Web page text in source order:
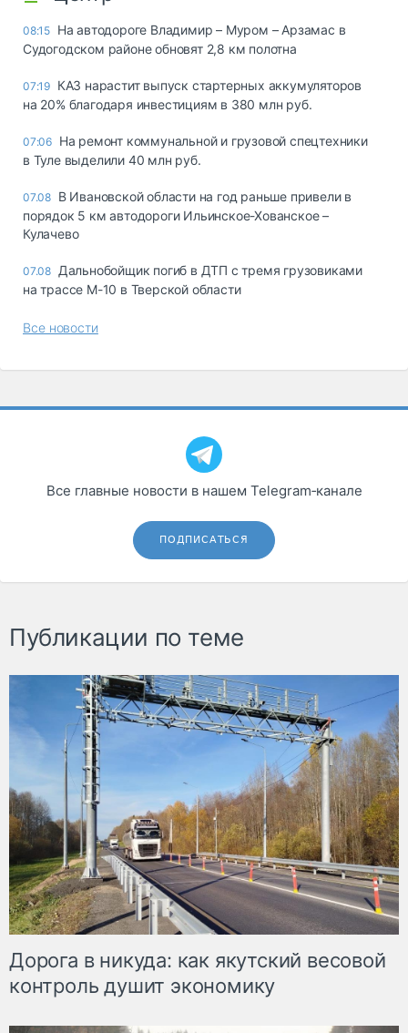
08:15 На автодороге Владимир – Муром – Арзамас в
Судогодском районе обновят 2,8 км полотна
07:19 КАЗ нарастит выпуск стартерных аккумуляторов
на 20% благодаря инвестициям в 380 млн руб.
07:06 На ремонт коммунальной и грузовой спецтехники
в Туле выделили 40 млн руб.
07.08 В Ивановской области на год раньше привели в
порядок 5 км автодороги Ильинское-Хованское –
Кулачево
07.08 Дальнобойщик погиб в ДТП с тремя грузовиками
на трассе М-10 в Тверской области
Все новости
Все главные новости в нашем Telegram‑канале
ПОДПИСАТЬСЯ
Публикации по теме
Дорога в никуда: как якутский весовой
контроль душит экономику